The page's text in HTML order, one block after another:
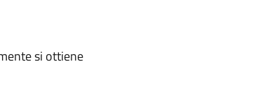
si ottiene